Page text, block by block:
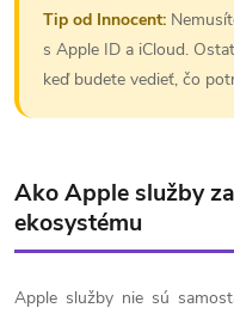
Tip od Innocent:
s Apple ID a iCloud.
keď budete vedieť, čo
Ako Apple služby
ekosystému
Apple služby nie sú